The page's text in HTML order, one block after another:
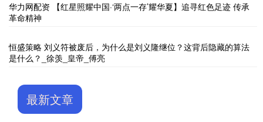
华力网配资 【红星照耀中国·‘两点一存’耀华夏】追寻红色足迹 传承
革命精神
恒盛策略 刘义符被废后，为什么是刘义隆继位？这背后隐藏的算法
是什么？_徐羡_皇帝_傅亮
最新文章